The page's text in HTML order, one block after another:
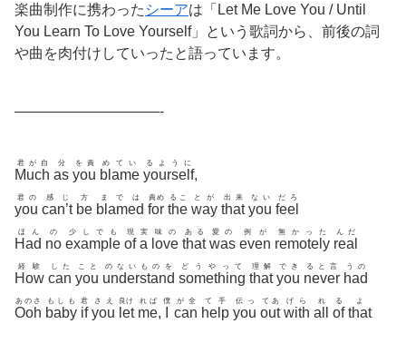
楽曲制作に携わった シーアは「Let Me Love You / Until
You Learn To Love Yourself」という歌詞から、前後の詞
や曲を肉付けしていったと語っています。
——————————-
Much
君が自
as
分
you
を責
blame
めてい
yourself
るように
,
you
君の
can’t
感じ
be
方
blamed
までは
for
責め
the
るこ
way
とが
that
出来
you
ない
feel
だろ
Had
ほん
no
の
example
少しでも
of
現
a
実
love
味の
that
ある
was
愛の
even
例が
remotely
無かった
real
んだ
How
経験
can
した
you
こと
understand
のないものを
something
どうやって
that
理解
you
でき
never
ると言
had
うの
Ooh
あのさ
baby
もしも
if
君
you
さえ
let
良け
me
れば
,
僕
can
が全
help
て手
you
伝っ
out
てあ
with
げら
all
れ
of
る
that
よ